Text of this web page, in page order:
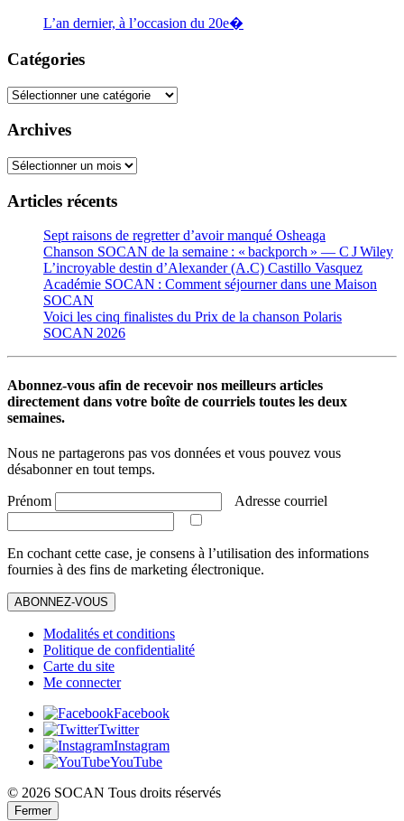
L’an dernier, à l’occasion du 20e�
Catégories
Catégories
Archives
Archives
Articles récents
Sept raisons de regretter d’avoir manqué Osheaga
Chanson SOCAN de la semaine : « backporch » — C J Wiley
L’incroyable destin d’Alexander (A.C) Castillo Vasquez
Académie SOCAN : Comment séjourner dans une Maison
SOCAN
Voici les cinq finalistes du Prix de la chanson Polaris
SOCAN 2026
Abonnez-vous afin de recevoir nos meilleurs articles
directement dans votre boîte de courriels toutes les deux
semaines.
Nous ne partagerons pas vos données et vous pouvez vous
désabonner en tout temps.
Prénom Adresse courriel
En cochant cette case, je consens à l’utilisation des informations
fournies à des fins de marketing électronique.
ABONNEZ-VOUS
Modalités et conditions
Politique de confidentialité
Carte du site
Me connecter
Facebook
Twitter
Instagram
YouTube
© 2026 SOCAN Tous droits réservés
Fermer